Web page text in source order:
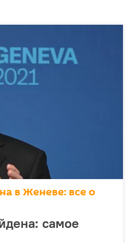
в Женеве: все о
самое